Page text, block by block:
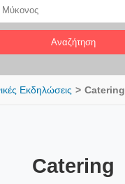
Αναζήτηση
Εκδηλώσεις Catering
Catering